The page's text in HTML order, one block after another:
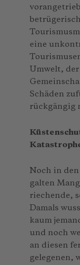
eine
Umwelt,
Schäden
rückgängig
Noch in
galten
riechende,
Damals
kaum
und noch
an diesen
gelegenen,